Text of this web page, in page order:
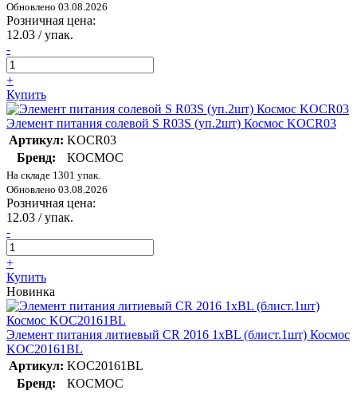
Обновлено 03.08.2026
Розничная цена:
12.03 / упак.
-
+
Купить
Элемент питания солевой S R03S (уп.2шт) Космос KOCR03
Артикул: KOCR03
Бренд:
КОСМОС
На складе 1301 упак.
Обновлено 03.08.2026
Розничная цена:
12.03 / упак.
-
+
Купить
Новинка
Элемент питания литиевый CR 2016 1хBL (блист.1шт) Космос
KOC20161BL
Артикул: KOC20161BL
Бренд:
КОСМОС